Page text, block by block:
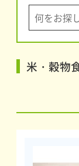
米・穀物